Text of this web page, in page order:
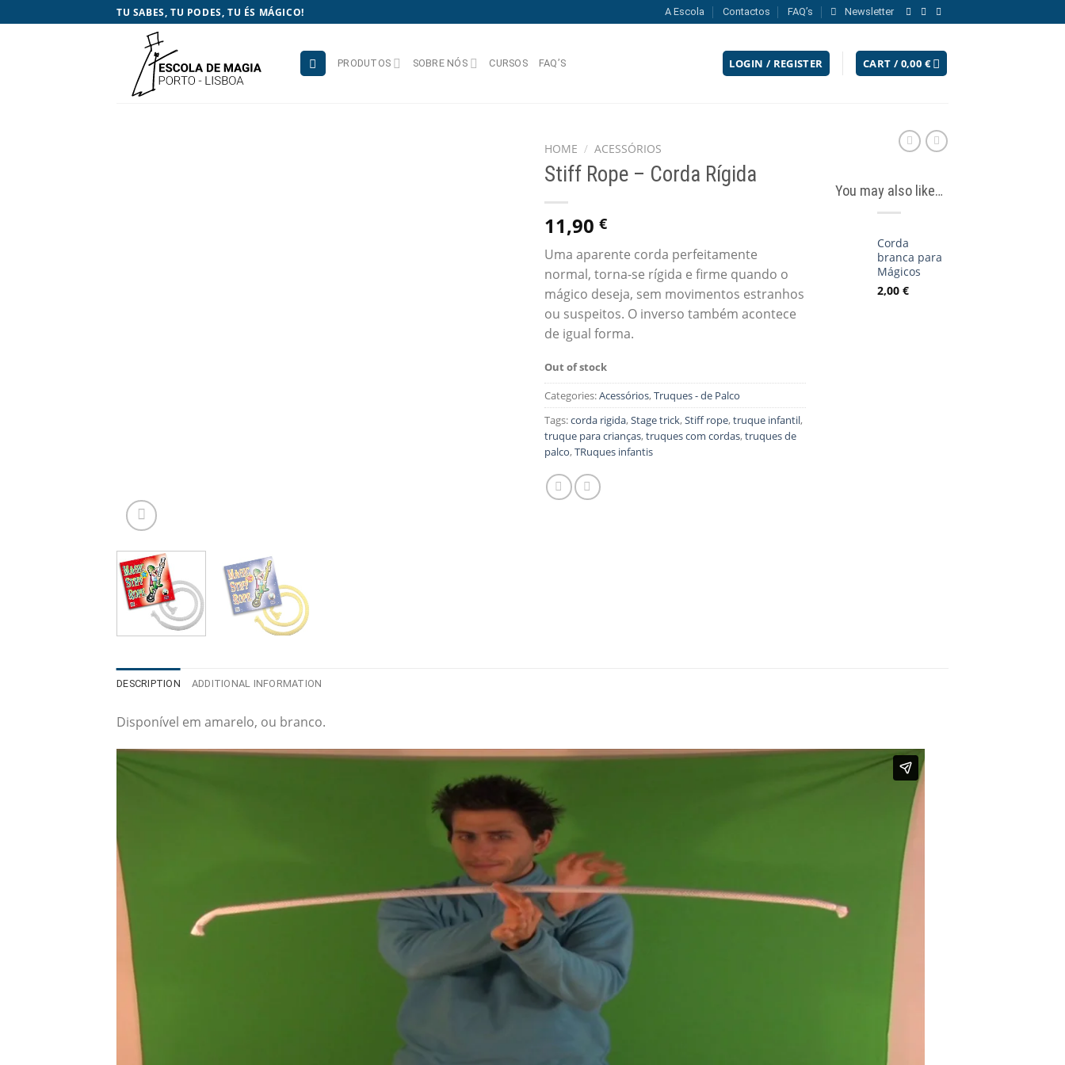
to
TU SABES, TU PODES, TU ÉS MÁGICO! A Escola Contactos FAQ’s Newsletter
PRODUTOS SOBRE NÓS CURSOS FAQ’S LOGIN / REGISTER CART /0,00 €
HOME / ACESSÓRIOS
Stiff Rope – Corda Rígida
11,90 €
Uma aparente corda perfeitamente
normal, torna-se rígida e firme quando o
mágico deseja, sem movimentos estranhos
ou suspeitos. O inverso também acontece
de igual forma.
Out of stock
Categories:Acessórios,Truques - de Palco
Tags:corda rigida,Stage trick,Stiff rope,truque infantil,
truque para crianças,truques com cordas,truques de
palco,TRuques infantis
You may also like…
Corda
branca para
Mágicos
2,00 €
DESCRIPTION ADDITIONAL INFORMATION
Disponível em amarelo, ou branco.